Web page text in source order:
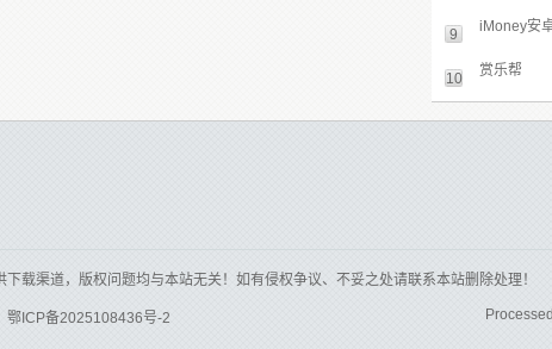
9 iMoney安
10 赏乐帮
载渠道，版权问题均与本站无关！如有侵权争议、不妥之处请联系本站删除处理！
鄂ICP备2025108436号-2